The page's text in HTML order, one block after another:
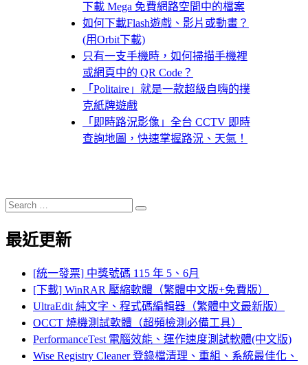
下載 Mega 免費網路空間中的檔案
如何下載Flash遊戲、影片或動畫？
(用Orbit下載)
只有一支手機時，如何掃描手機裡
或網頁中的 QR Code？
「Politaire」就是一款超級自嗨的撲
克紙牌遊戲
「即時路況影像」全台 CCTV 即時
查詢地圖，快速掌握路況、天氣！
Search
for:
Search
最近更新
[統一發票] 中獎號碼 115 年 5、6月
[下載] WinRAR 壓縮軟體（繁體中文版+免費版）
UltraEdit 純文字、程式碼編輯器（繁體中文最新版）
OCCT 燒機測試軟體（超頻檢測必備工具）
PerformanceTest 電腦效能、運作速度測試軟體(中文版)
Wise Registry Cleaner 登錄檔清理、重組、系統最佳化、